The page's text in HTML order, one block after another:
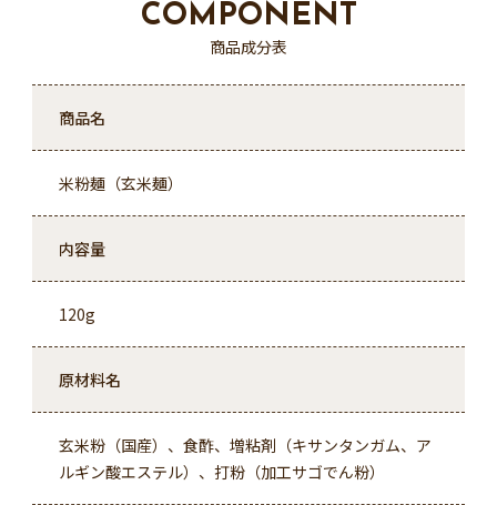
COMPONENT
商品成分表
商品名
米粉麺（玄米麺）
内容量
120g
原材料名
玄米粉（国産）、食酢、増粘剤（キサンタンガム、ア
ルギン酸エステル）、打粉（加工サゴでん粉）